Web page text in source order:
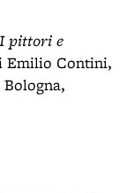
pittori e
Emilio Contini,